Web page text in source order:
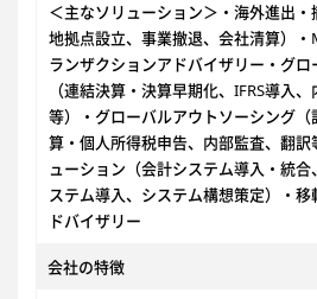
＜主なソリューション＞・海外進出
地拠点設立、事業撤退、会社清算）
ランザクションアドバイザリー・グ
（連結決算・決算早期化、IFRS導入
等）・グローバルアウトソーシング
算・個人所得税申告、内部監査、翻訳
ューション（会計システム導入・統
ステム導入、システム構想策定）・
ドバイザリー
会社の特徴